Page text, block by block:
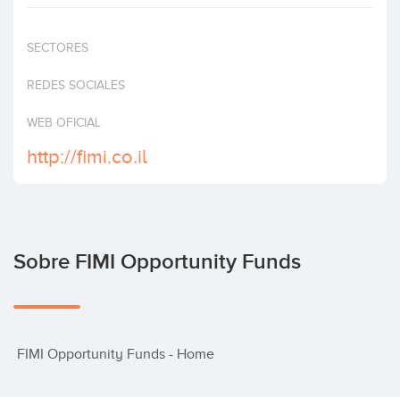
Invertir
SECTORES
REDES SOCIALES
WEB OFICIAL
http://fimi.co.il
Sobre FIMI Opportunity Funds
FIMI Opportunity Funds - Home